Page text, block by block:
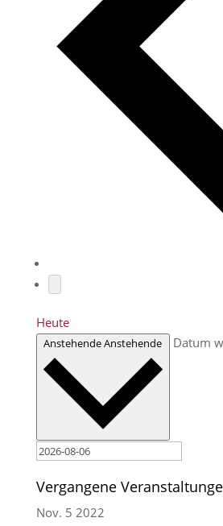
Heute
AnstehendeAnstehende Datum
Vergangene
Nov. 5 2022